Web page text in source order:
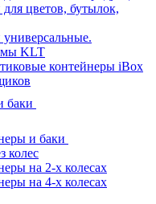
цветов, бутылок,
KLT
контейнеры iBox
баки
и баки
колес
на 2-х колесах
на 4-х колесах